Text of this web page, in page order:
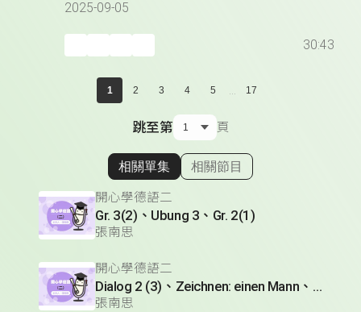
2025-09-05
30:43
1 2 3 4 5 ... 17
跳至第 頁
顯示相關單集
相關單集 相關節目
開心學德語二
Gr. 3(2)、Ubung 3、Gr. 2(1)
張南思
開心學德語二
Dialog 2 (3)、Zeichnen: einen Mann、Lesetext 1(1)
張南思